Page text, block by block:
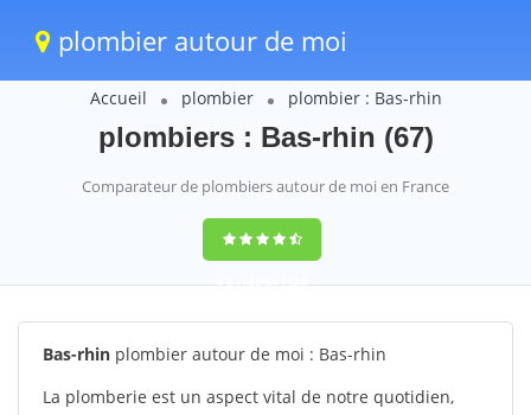
plombier autour de moi
Accueil plombier plombier : Bas-rhin
plombiers : Bas-rhin (67)
Comparateur de plombiers autour de moi en France
9,6(100%)1388
votes
Bas-rhin plombier autour de moi : Bas-rhin
La plomberie est un aspect vital de notre quotidien,